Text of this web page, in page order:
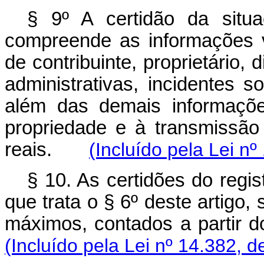
§ 9º A certidão da
compreende as
de contribuinte, proprietário,
administrativas, incidentes
além das demais
propriedade e à
reais. (Incluído pela Lei
§ 10. As certidões do
que trata o § 6º deste artigo,
máximos, contados a
(Incluído pela Lei nº 14.382,